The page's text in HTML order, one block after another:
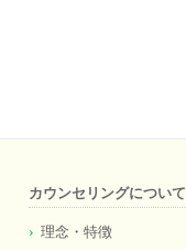
カウンセリングについて
理念・特徴